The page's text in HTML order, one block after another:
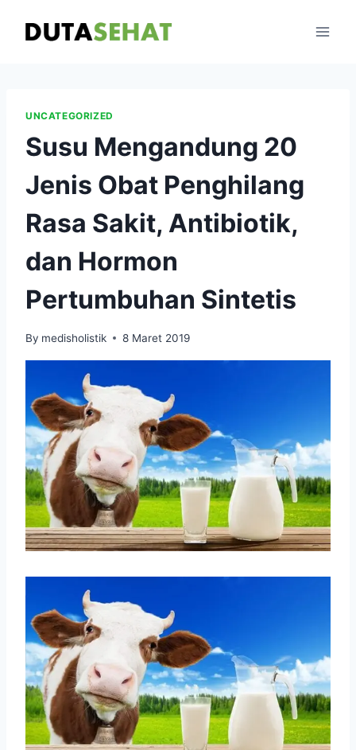
UNCATEGORIZED
Susu Mengandung 20
Jenis Obat Penghilang
Rasa Sakit, Antibiotik,
dan Hormon
Pertumbuhan Sintetis
By medisholistik 8 Maret 2019